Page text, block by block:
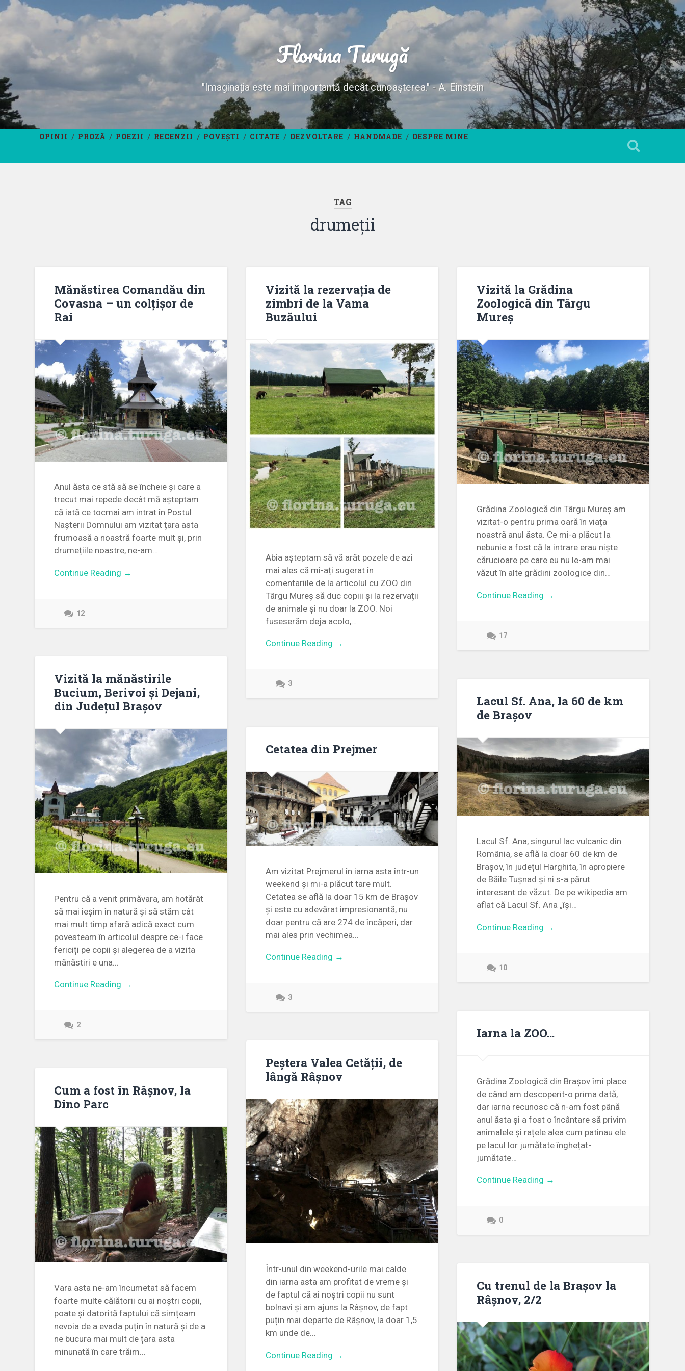
Florina Turugă
"Imaginația este mai importantă decât cunoașterea." - A. Einstein
OPINII PROZĂ POEZII RECENZII POVEȘTI CITATE DEZVOLTARE HANDMADE DESPRE MINE
TAG
drumeții
Mănăstirea Comandău din
Covasna – un colțișor de
Rai
Anul ăsta ce stă să se încheie și care a
trecut mai repede decât mă așteptam
că iată ce tocmai am intrat în Postul
Nașterii Domnului am vizitat țara asta
frumoasă a noastră foarte mult și, prin
drumețiile noastre, ne-am…
Continue Reading →
12
Vizită la rezervația de
zimbri de la Vama
Buzăului
Abia așteptam să vă arăt pozele de azi
mai ales că mi-ați sugerat în
comentariile de la articolul cu ZOO din
Târgu Mureș să duc copiii și la rezervații
de animale și nu doar la ZOO. Noi
fuseserăm deja acolo,…
Continue Reading →
3
Vizită la Grădina
Zoologică din Târgu
Mureș
Grădina Zoologică din Târgu Mureș am
vizitat-o pentru prima oară în viața
noastră anul ăsta. Ce mi-a plăcut la
nebunie a fost că la intrare erau niște
cărucioare pe care eu nu le-am mai
văzut în alte grădini zoologice din…
Continue Reading →
17
Vizită la mănăstirile
Bucium, Berivoi și Dejani,
din Județul Brașov
Pentru că a venit primăvara, am hotărât
să mai ieșim în natură și să stăm cât
mai mult timp afară adică exact cum
povesteam în articolul despre ce-i face
fericiți pe copii și alegerea de a vizita
mănăstiri e una…
Continue Reading →
2
Lacul Sf. Ana, la 60 de km
de Brașov
Lacul Sf. Ana, singurul lac vulcanic din
România, se află la doar 60 de km de
Brașov, în județul Harghita, în apropiere
de Băile Tușnad și ni s-a părut
interesant de văzut. De pe wikipedia am
aflat că Lacul Sf. Ana „își…
Continue Reading →
10
Cetatea din Prejmer
Am vizitat Prejmerul în iarna asta într-un
weekend și mi-a plăcut tare mult.
Cetatea se află la doar 15 km de Brașov
și este cu adevărat impresionantă, nu
doar pentru că are 274 de încăperi, dar
mai ales prin vechimea…
Continue Reading →
3
Iarna la ZOO…
Grădina Zoologică din Brașov îmi place
de când am descoperit-o prima dată,
dar iarna recunosc că n-am fost până
anul ăsta și a fost o încântare să privim
animalele și rațele alea cum patinau ele
pe lacul lor jumătate înghețat-
jumătate…
Continue Reading →
0
Peștera Valea Cetății, de
lângă Râșnov
Într-unul din weekend-urile mai calde
din iarna asta am profitat de vreme și
de faptul că ai noștri copii nu sunt
bolnavi și am ajuns la Râșnov, de fapt
puțin mai departe de Râșnov, la doar 1,5
km unde de…
Continue Reading →
Cum a fost în Râșnov, la
Dino Parc
Vara asta ne-am încumetat să facem
foarte multe călătorii cu ai noștri copii,
poate și datorită faptului că simțeam
nevoia de a evada puțin în natură și de a
ne bucura mai mult de țara asta
minunată în care trăim…
Cu trenul de la Brașov la
Râșnov, 2/2